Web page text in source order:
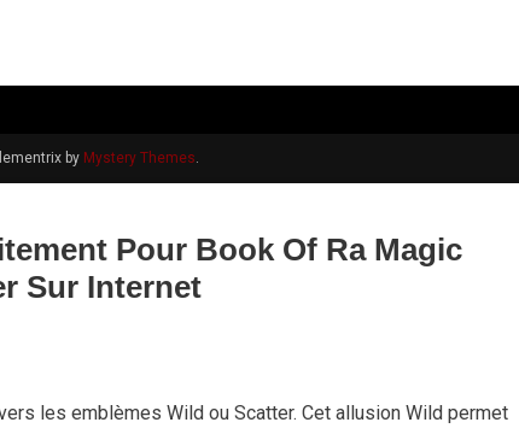
by Mystery Themes.
Pour Book Of Ra Magic
Sur Internet
les emblèmes Wild ou Scatter. Cet allusion Wild permet